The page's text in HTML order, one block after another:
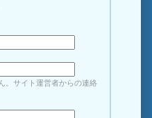
。サイト運営者からの連絡